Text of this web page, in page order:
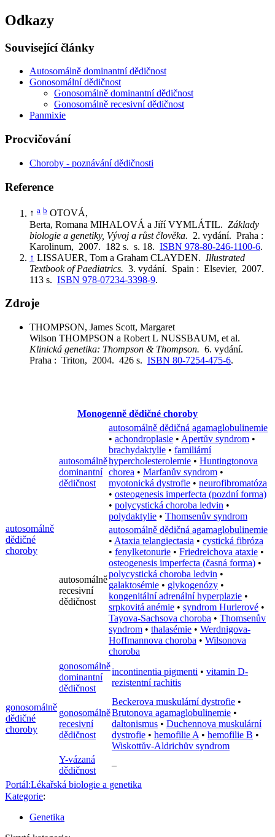
Odkazy
Související články
Autosomálně dominantní dědičnost
Gonosomální dědičnost
Gonosomálně dominantní dědičnost
Gonosomálně recesivní dědičnost
Panmixie
Procvičování
Choroby - poznávání dědičnosti
Reference
↑ a b OTOVÁ,
Berta, Romana MIHALOVÁ a Jiří VYMLÁTIL. Základy
biologie a genetiky, Vývoj a růst člověka. 2. vydání. Praha :
Karolinum, 2007. 182 s. s. 18. ISBN 978-80-246-1100-6.
↑ LISSAUER, Tom a Graham CLAYDEN. Illustrated
Textbook of Paediatrics. 3. vydání. Spain : Elsevier, 2007.
113 s. ISBN 978-07234-3398-9.
Zdroje
THOMPSON, James Scott, Margaret
Wilson THOMPSON a Robert L NUSSBAUM, et al.
Klinická genetika: Thompson & Thompson. 6. vydání.
Praha : Triton, 2004. 426 s. ISBN 80-7254-475-6.
Monogenně dědičné choroby
autosomálně
dědičné
choroby
autosomálně
dominantní
dědičnost
autosomálně dědičná agamaglobulinemie
• achondroplasie • Apertův syndrom •
brachydaktylie • familiární
hypercholesterolemie • Huntingtonova
chorea • Marfanův syndrom •
myotonická dystrofie • neurofibromatóza
• osteogenesis imperfecta (pozdní forma)
• polycystická choroba ledvin •
polydaktylie • Thomsenův syndrom
autosomálně
recesivní
dědičnost
autosomálně dědičná agamaglobulinemie
• Ataxia telangiectasia • cystická fibróza
• fenylketonurie • Friedreichova ataxie •
osteogenesis imperfecta (časná forma) •
polycystická choroba ledvin •
galaktosémie • glykogenózy •
kongenitální adrenální hyperplazie •
srpkovitá anémie • syndrom Hurlerové •
Tayova-Sachsova choroba • Thomsenův
syndrom • thalasémie • Werdnigova-
Hoffmannova choroba • Wilsonova
choroba
gonosomálně
dědičné
choroby
gonosomálně
dominantní
dědičnost
incontinentia pigmenti • vitamin D-
rezistentní rachitis
gonosomálně
recesivní
dědičnost
Beckerova muskulární dystrofie •
Brutonova agamaglobulinemie •
daltonismus • Duchennova muskulární
dystrofie • hemofilie A • hemofilie B •
Wiskottův-Aldrichův syndrom
Y-vázaná
dědičnost
–
Portál:Lékařská biologie a genetika
Kategorie:
Genetika